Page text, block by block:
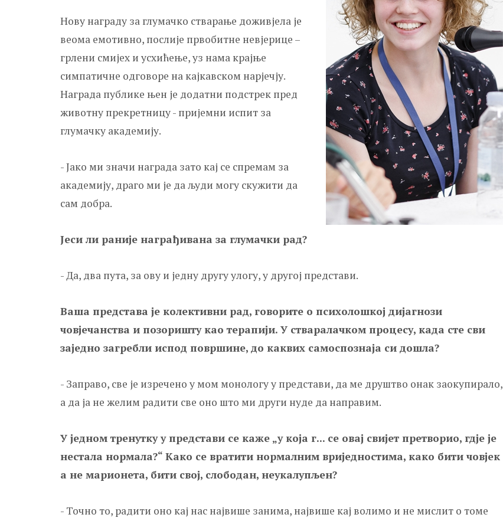
Нову награду за глумачко стварање доживјела је
веома емотивно, послије првобитне невјерице –
грлени смијех и усхићење, уз нама крајње
симпатичне одговоре на кајкавском нарјечју.
Награда публике њен је додатни подстрек пред
животну прекретницу - пријемни испит за
глумачку академију.
- Јако ми значи награда зато кај се спремам за
академију, драго ми је да људи могу скужити да
сам добра.
Јеси ли раније награђивана за глумачки рад?
- Да, два пута, за ову и једну другу улогу, у другој представи.
Ваша представа је колективни рад, говорите о психолошкој дијагнози
човјечанства и позоришту као терапији. У стваралачком процесу, када сте сви
заједно загребли испод површине, до каквих самоспознаја си дошла?
- Заправо, све је изречено у мом монологу у представи, да ме друштво онак заокупирало,
а да ја не желим радити све оно што ми други нуде да направим.
У једном тренутку у представи се каже „у која г... се овај свијет претворио, гдје је
нестала нормала?“ Како се вратити нормалним вриједностима, како бити човјек
а не марионета, бити свој, слободан, неукалупљен?
- Точно то, радити оно кај нас највише занима, највише кај волимо и не мислит о томе